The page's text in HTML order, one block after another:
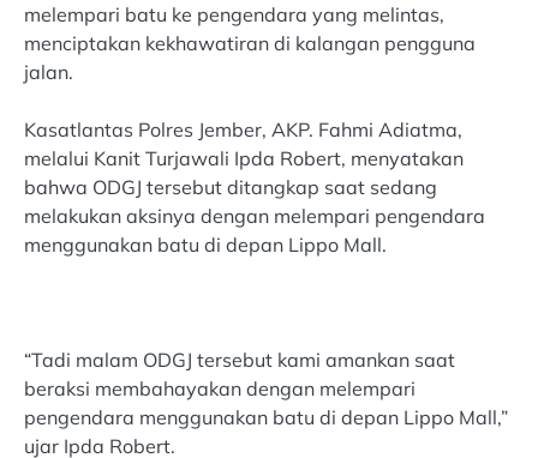
melempari batu ke pengendara yang melintas,
menciptakan kekhawatiran di kalangan pengguna
jalan.
Kasatlantas Polres Jember, AKP. Fahmi Adiatma,
melalui Kanit Turjawali Ipda Robert, menyatakan
bahwa ODGJ tersebut ditangkap saat sedang
melakukan aksinya dengan melempari pengendara
menggunakan batu di depan Lippo Mall.
“Tadi malam ODGJ tersebut kami amankan saat
beraksi membahayakan dengan melempari
pengendara menggunakan batu di depan Lippo Mall,”
ujar Ipda Robert.